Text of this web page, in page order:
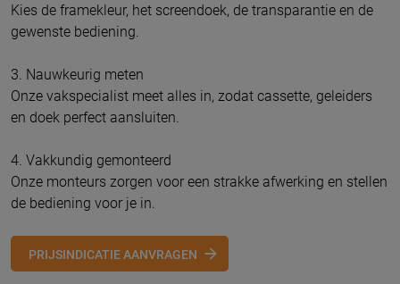
Kies de framekleur, het screendoek, de transparantie en de
gewenste bediening.
3. Nauwkeurig meten
Onze vakspecialist meet alles in, zodat cassette, geleiders
en doek perfect aansluiten.
4. Vakkundig gemonteerd
Onze monteurs zorgen voor een strakke afwerking en stellen
de bediening voor je in.
PRIJSINDICATIE AANVRAGEN